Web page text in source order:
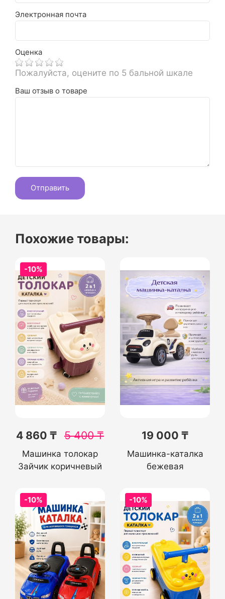
Электронная почта
Оценка
Пожалуйста, оцените по 5 бальной шкале
Ваш отзыв о товаре
Похожие товары:
-10%
4 860 ₸ 5 400₸
Машинка толокар
Зайчик коричневый
19 000 ₸
Машинка-каталка
бежевая
-10% -10%